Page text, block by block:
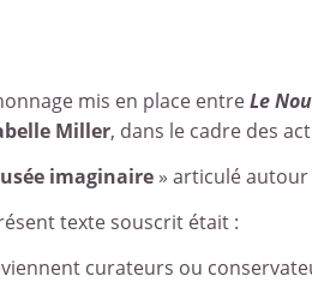
mis en place entreLe
Miller, dans le cadre des
imaginaire » articulé
texte souscrit était :
curateurs ou